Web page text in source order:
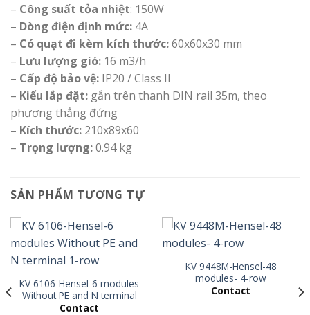
– Công suất tỏa nhiệt: 150W
– Dòng điện định mức: 4A
– Có quạt đi kèm kích thước:60x60x30 mm
– Lưu lượng gió: 16 m3/h
– Cấp độ bảo vệ: IP20 / Class II
– Kiểu lắp đặt: gắn trên thanh DIN rail 35m, theo
phương thẳng đứng
– Kích thước: 210x89x60
– Trọng lượng:0.94 kg
SẢN PHẨM TƯƠNG TỰ
KV 6106-Hensel-6 modules
Without PE and N terminal
1-row
Contact
KV 9448M-Hensel-48
modules- 4-row
Contact